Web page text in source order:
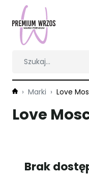
Marki Love
Love
Brak